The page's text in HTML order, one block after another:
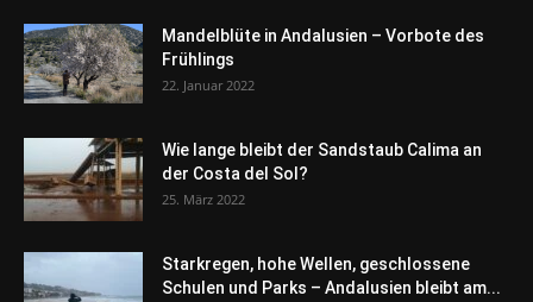
Mandelblüte in Andalusien – Vorbote des
Frühlings
22. Januar 2022
Wie lange bleibt der Sandstaub Calima an
der Costa del Sol?
25. März 2022
Starkregen, hohe Wellen, geschlossene
Schulen und Parks – Andalusien bleibt am...